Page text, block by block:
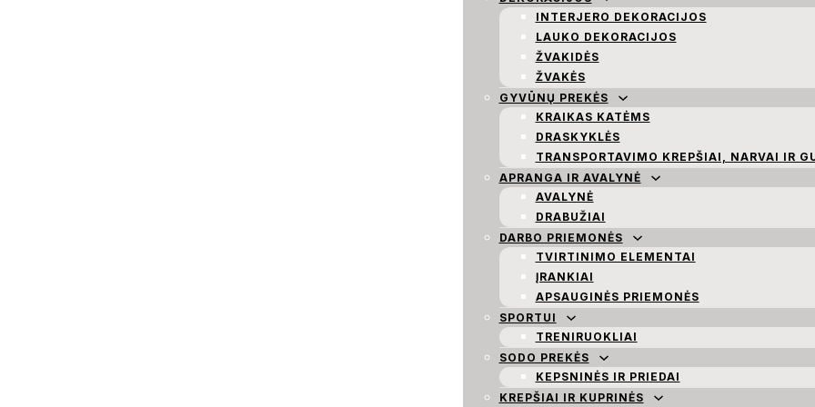
INTERJERO DEKORACIJOS
LAUKO DEKORACIJOS
ŽVAKIDĖS
ŽVAKĖS
GYVŪNŲ PREKĖS
KRAIKAS KATĖMS
DRASKYKLĖS
TRANSPORTAVIMO KREPŠIAI, NARVAI IR
APRANGA IR AVALYNĖ
AVALYNĖ
DRABUŽIAI
DARBO PRIEMONĖS
TVIRTINIMO ELEMENTAI
ĮRANKIAI
APSAUGINĖS PRIEMONĖS
SPORTUI
TRENIRUOKLIAI
SODO PREKĖS
KEPSNINĖS IR PRIEDAI
KREPŠIAI IR KUPRINĖS